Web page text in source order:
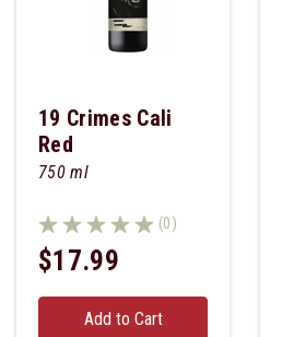
19 Crimes Cali
Red
750 ml
(0)
$17.99
Add to Cart